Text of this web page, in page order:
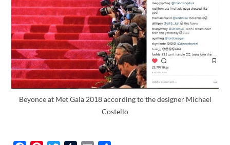
Beyonce at Met Gala 2018 according to the designer Michael
Costello